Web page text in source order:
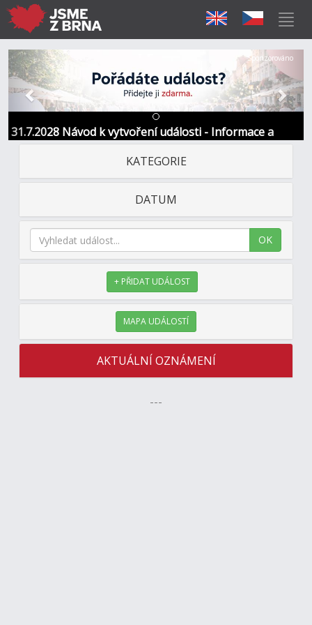
31.7.2028 Návod k vytvoření události - Informace a
kontakt
Předchozí Další
Sponzorováno
KATEGORIE
DATUM
OK
+ PŘIDAT UDÁLOST
MAPA UDÁLOSTÍ
AKTUÁLNÍ OZNÁMENÍ
---